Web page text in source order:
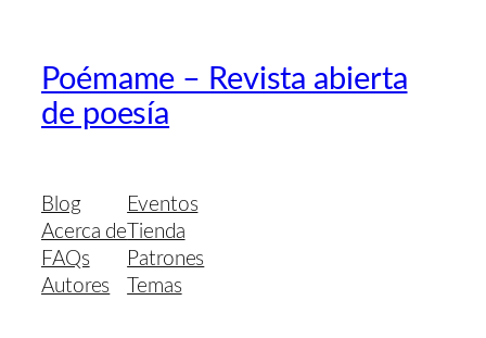
Poémame – Revista abierta
de poesía
Blog
Acerca de
FAQs
Autores
Eventos
Tienda
Patrones
Temas